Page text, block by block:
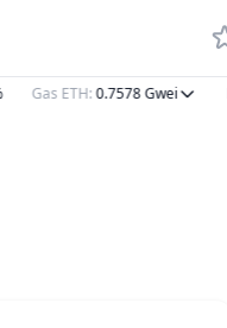
Gas ETH :0.7578Gwei